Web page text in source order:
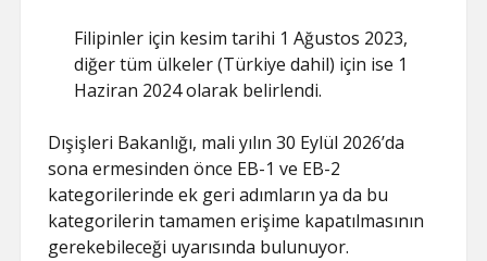
Filipinler için kesim tarihi 1 Ağustos 2023,
diğer tüm ülkeler (Türkiye dahil) için ise 1
Haziran 2024 olarak belirlendi.
Dışişleri Bakanlığı, mali yılın 30 Eylül 2026’da
sona ermesinden önce EB-1 ve EB-2
kategorilerinde ek geri adımların ya da bu
kategorilerin tamamen erişime kapatılmasının
gerekebileceği uyarısında bulunuyor.